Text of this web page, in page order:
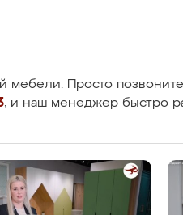
мебели. Просто
, и наш менеджер быстро